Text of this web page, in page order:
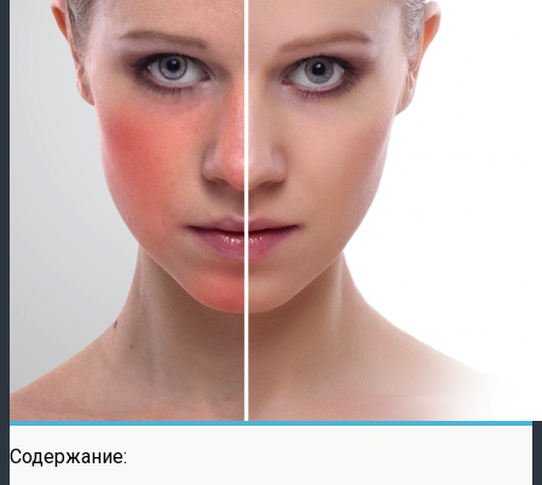
Содержание: